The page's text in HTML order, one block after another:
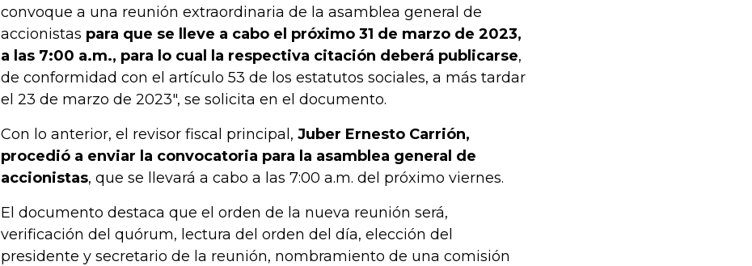
convoque a una reunión extraordinaria de la asamblea general de
accionistas para que se lleve a cabo el próximo 31 de marzo de 2023,
a las 7:00 a.m., para lo cual la respectiva citación deberá publicarse,
de conformidad con el artículo 53 de los estatutos sociales, a más tardar
el 23 de marzo de 2023", se solicita en el documento.
Con lo anterior, el revisor fiscal principal, Juber Ernesto Carrión,
procedió a enviar la convocatoria para la asamblea general de
accionistas, que se llevará a cabo a las 7:00 a.m. del próximo viernes.
El documento destaca que el orden de la nueva reunión será,
verificación del quórum, lectura del orden del día, elección del
presidente y secretario de la reunión, nombramiento de una comisión